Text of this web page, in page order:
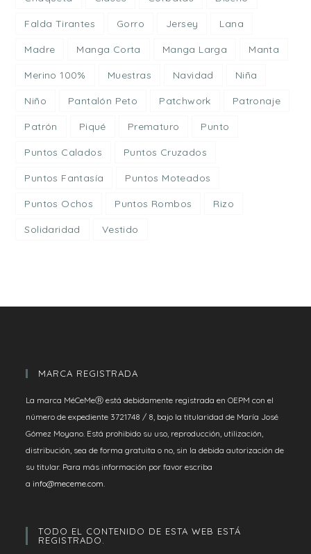
Falda Tirantes Gorro Jersey Lana
Madre Manga Corta Manga Larga Manta
Merino 100% Muestras Navidad Niña
Niño Pantalón Peto Patchwork Patronaje
Patrón Piqué Prematuro Punto
Puntos Calados Puntos Cruzados
Puntos Fantasía Puntos Moteados
Puntos Ochos Puntos Rombos Rizo
Solidaridad Vestido
MARCA REGISTRADA
La marca MéCeMeⓇ está debidamente registrada en OEPM con el
número de expediente 3721748 / 8, bajo la titularidad de María José
Gómez Moyano. Está prohibido su uso, reproducción, utilización,
distribución, sea de forma gratuita o no, sin la debida autorización de
su titular. Para más información por favor escriba
a info@meceme.com.
TODO EL CONTENIDO DE ESTA WEB ESTÁ
REGISTRADO.